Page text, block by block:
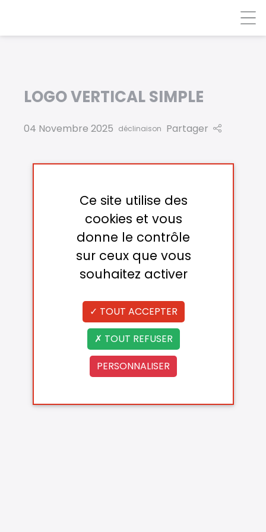
LOGO VERTICAL SIMPLE
04 Novembre 2025 déclinaison Partager
Ce site utilise des
cookies et vous
donne le contrôle
sur ceux que vous
souhaitez activer
TOUT ACCEPTER
TOUT REFUSER
PERSONNALISER